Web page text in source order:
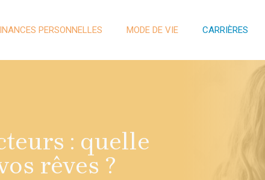
PERSONNELLES MODE DE VIE CARRIÈRES
: quelle
rêves ?